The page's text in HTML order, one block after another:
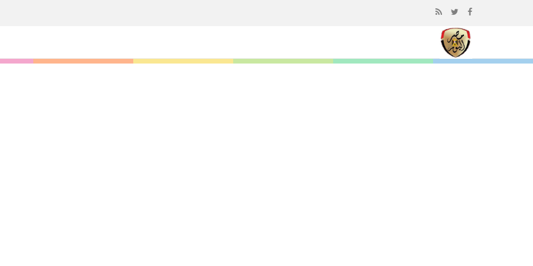
المحتوى